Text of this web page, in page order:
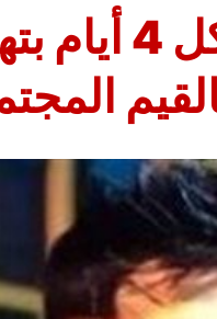
حبس كروان